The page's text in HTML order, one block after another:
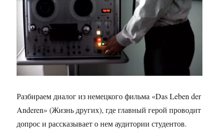
Разбираем диалог из немецкого фильма «Das Leben der
Anderen» (Жизнь других), где главный герой проводит
допрос и рассказывает о нем аудитории студентов.